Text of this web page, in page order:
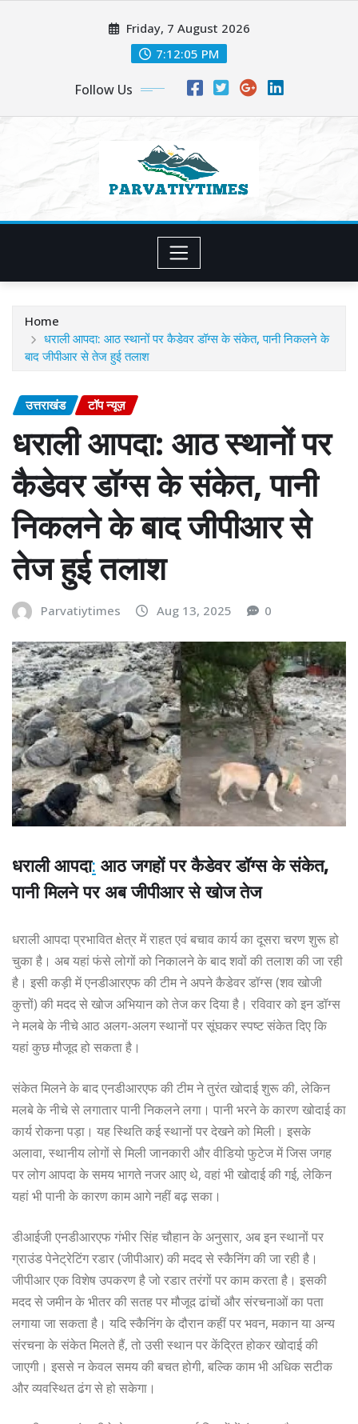
Friday, 7 August 2026
7:12:07 PM
Follow Us
Home
धराली आपदा: आठ स्थानों पर कैडेवर डॉग्स के संकेत, पानी निकलने के
बाद जीपीआर से तेज हुई तलाश
उत्तराखंड टॉप न्यूज़
धराली आपदा: आठ स्थानों पर
कैडेवर डॉग्स के संकेत, पानी
निकलने के बाद जीपीआर से
तेज हुई तलाश
Parvatiytimes Aug 13, 2025 0
धराली आपदा: आठ जगहों पर कैडेवर डॉग्स के संकेत,
पानी मिलने पर अब जीपीआर से खोज तेज
धराली आपदा प्रभावित क्षेत्र में राहत एवं बचाव कार्य का दूसरा चरण शुरू हो
चुका है। अब यहां फंसे लोगों को निकालने के बाद शवों की तलाश की जा रही
है। इसी कड़ी में एनडीआरएफ की टीम ने अपने कैडेवर डॉग्स (शव खोजी
कुत्तों) की मदद से खोज अभियान को तेज कर दिया है। रविवार को इन डॉग्स
ने मलबे के नीचे आठ अलग-अलग स्थानों पर सूंघकर स्पष्ट संकेत दिए कि
यहां कुछ मौजूद हो सकता है।
संकेत मिलने के बाद एनडीआरएफ की टीम ने तुरंत खोदाई शुरू की, लेकिन
मलबे के नीचे से लगातार पानी निकलने लगा। पानी भरने के कारण खोदाई का
कार्य रोकना पड़ा। यह स्थिति कई स्थानों पर देखने को मिली। इसके
अलावा, स्थानीय लोगों से मिली जानकारी और वीडियो फुटेज में जिस जगह
पर लोग आपदा के समय भागते नजर आए थे, वहां भी खोदाई की गई, लेकिन
यहां भी पानी के कारण काम आगे नहीं बढ़ सका।
डीआईजी एनडीआरएफ गंभीर सिंह चौहान के अनुसार, अब इन स्थानों पर
ग्राउंड पेनेट्रेटिंग रडार (जीपीआर) की मदद से स्कैनिंग की जा रही है।
जीपीआर एक विशेष उपकरण है जो रडार तरंगों पर काम करता है। इसकी
मदद से जमीन के भीतर की सतह पर मौजूद ढांचों और संरचनाओं का पता
लगाया जा सकता है। यदि स्कैनिंग के दौरान कहीं पर भवन, मकान या अन्य
संरचना के संकेत मिलते हैं, तो उसी स्थान पर केंद्रित होकर खोदाई की
जाएगी। इससे न केवल समय की बचत होगी, बल्कि काम भी अधिक सटीक
और व्यवस्थित ढंग से हो सकेगा।